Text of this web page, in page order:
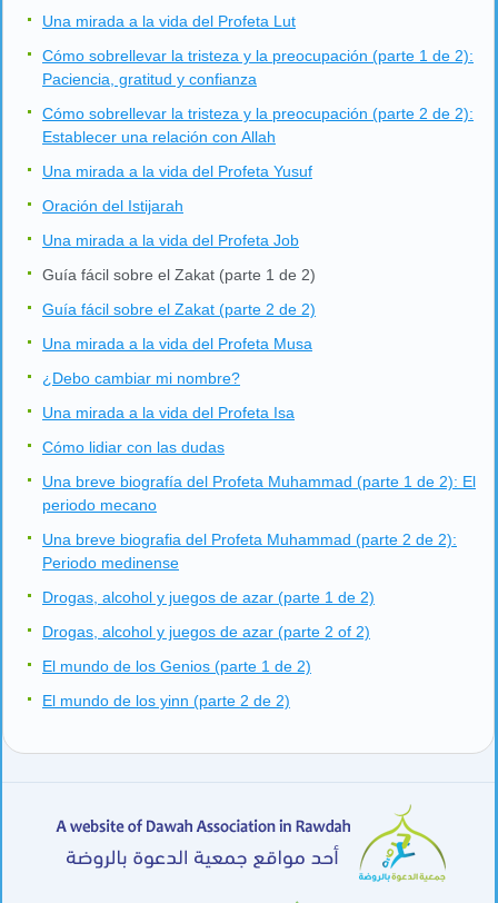
Una mirada a la vida del Profeta Lut
Cómo sobrellevar la tristeza y la preocupación (parte 1 de 2):
Paciencia, gratitud y confianza
Cómo sobrellevar la tristeza y la preocupación (parte 2 de 2):
Establecer una relación con Allah
Una mirada a la vida del Profeta Yusuf
Oración del Istijarah
Una mirada a la vida del Profeta Job
Guía fácil sobre el Zakat (parte 1 de 2)
Guía fácil sobre el Zakat (parte 2 de 2)
Una mirada a la vida del Profeta Musa
¿Debo cambiar mi nombre?
Una mirada a la vida del Profeta Isa
Cómo lidiar con las dudas
Una breve biografía del Profeta Muhammad (parte 1 de 2): El
periodo mecano
Una breve biografia del Profeta Muhammad (parte 2 de 2):
Periodo medinense
Drogas, alcohol y juegos de azar (parte 1 de 2)
Drogas, alcohol y juegos de azar (parte 2 of 2)
El mundo de los Genios (parte 1 de 2)
El mundo de los yinn (parte 2 de 2)